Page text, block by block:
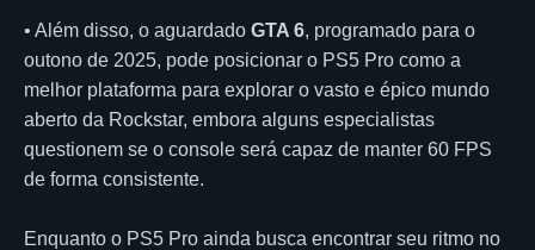
• Além disso, o aguardado GTA 6, programado para o
outono de 2025, pode posicionar o PS5 Pro como a
melhor plataforma para explorar o vasto e épico mundo
aberto da Rockstar, embora alguns especialistas
questionem se o console será capaz de manter 60 FPS
de forma consistente.
Enquanto o PS5 Pro ainda busca encontrar seu ritmo no